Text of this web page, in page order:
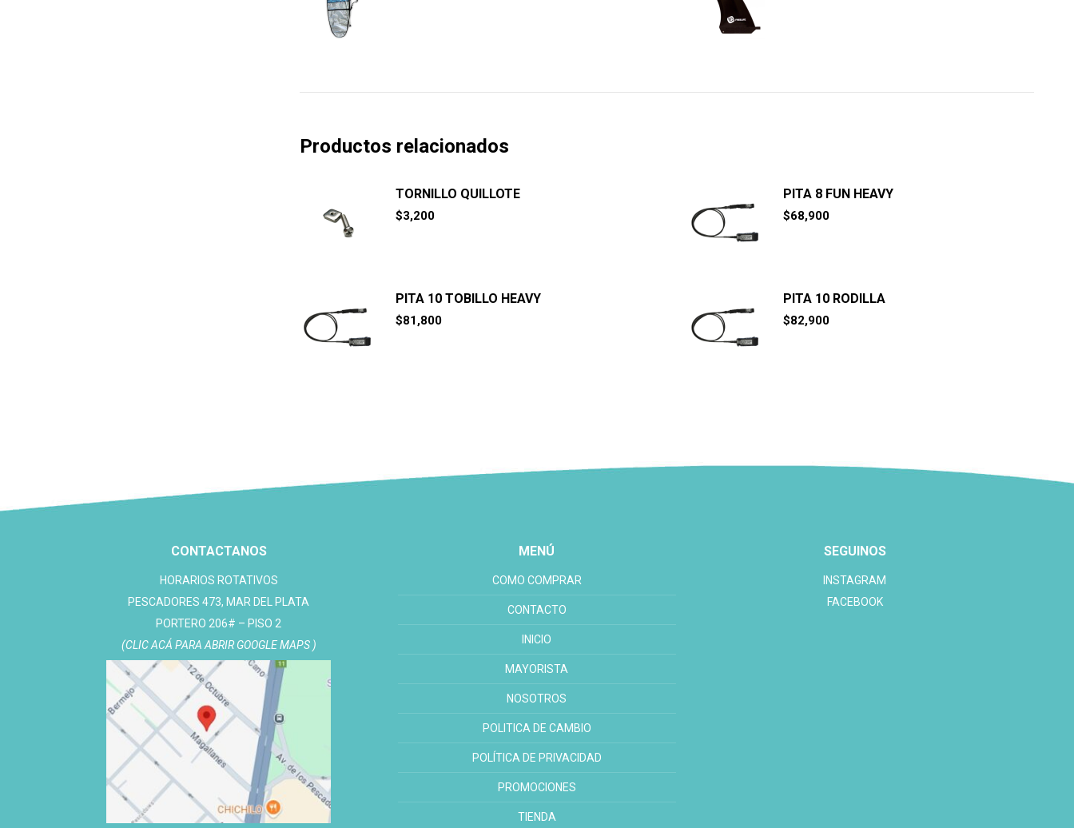
Productos relacionados
TORNILLO QUILLOTE
$3,200
PITA 8 FUN HEAVY
$68,900
PITA 10 TOBILLO HEAVY
$81,800
PITA 10 RODILLA
$82,900
CONTACTANOS
HORARIOS ROTATIVOS
PESCADORES 473, MAR DEL PLATA
PORTERO 206# – PISO 2
(CLIC ACÁ PARA ABRIR GOOGLE MAPS )
MENÚ
COMO COMPRAR
CONTACTO
INICIO
MAYORISTA
NOSOTROS
POLITICA DE CAMBIO
POLÍTICA DE PRIVACIDAD
PROMOCIONES
TIENDA
SEGUINOS
INSTAGRAM
FACEBOOK